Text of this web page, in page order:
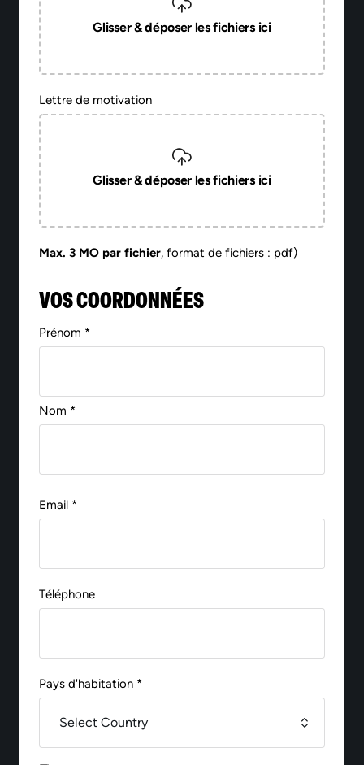
Glisser & déposer les fichiers ici
Lettre de motivation
Glisser & déposer les fichiers ici
Max. 3 MO par fichier, format de fichiers : pdf)
VOS COORDONNÉES
Prénom *
Nom *
Email *
Téléphone
Pays d'habitation *